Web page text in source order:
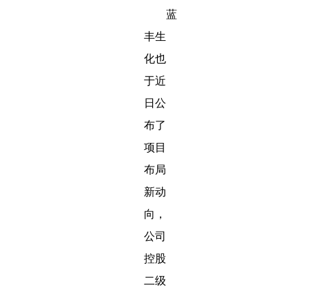
蓝
丰生
化也
于近
日公
布了
项目
布局
新动
向，
公司
控股
二级